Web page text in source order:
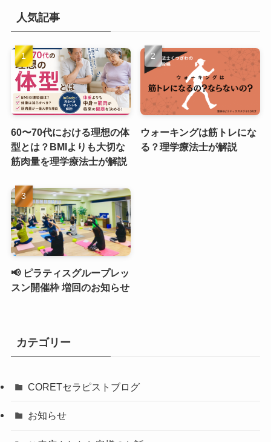
人気記事
60〜70代における理想の体
型とは？BMIよりも大切な
筋肉量を理学療法士が解説
ウォーキングは筋トレにな
る？理学療法士が解説
📢 ピラティスグループレッ
スン開催枠 増回のお知らせ
カテゴリー
CORETセラピストブログ
お知らせ